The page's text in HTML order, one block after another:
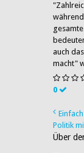
auch
macht"
0
Politik
Über